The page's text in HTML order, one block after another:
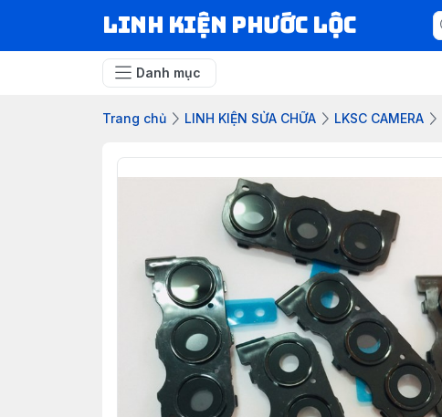
LINH KIỆN PHƯỚC LỘC
Danh mục
Trang chủ LINH KIỆN SỬA CHỮA LKSC CAMERA